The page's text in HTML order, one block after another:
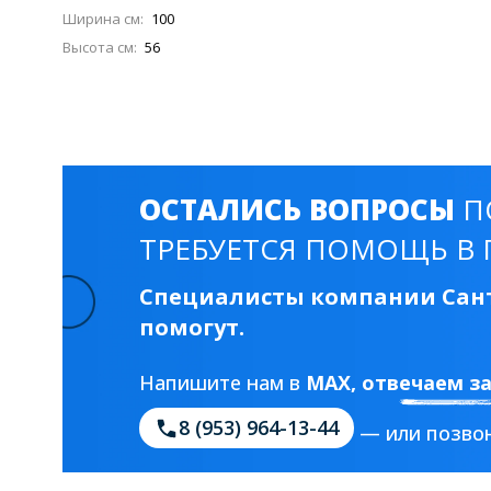
Мебельные раковины Квадратные
На стиральную машину
С пьедесталом
90 см
100 см 120 см 130 см
Душевые кабины
1 категория
Ширина см: 100
Высота см: 56
ОСТАЛИСЬ ВОПРОСЫ
ТРЕБУЕТСЯ ПОМОЩЬ В
Специалисты компании
помогут.
Напишите нам в MAX, отвечаем
8 (953) 964-13-44
— или